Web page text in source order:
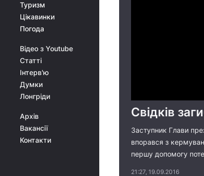
Туризм
Цікавинки
Погода
Відео з Youtube
Статті
Інтерв'ю
Думки
Лонгріди
Архів
Вакансії
Контакти
Свідків
Заступник Глави
впорався з
першу допомогу
21:27, 19.09.2016